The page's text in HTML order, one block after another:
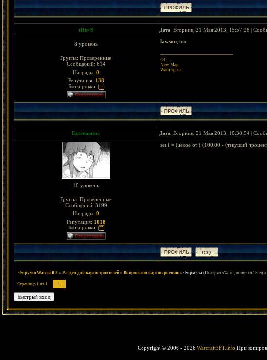
tRu^S Дата: Вторник, 21 Мая 2013, 15:57:28 |
8 уровень
Группа: Проверенные
Сообщений: 614
Награды: 0
Репутация: 138
Блокировки:
lawson , tnx
<3
New Map
Waro трэш
Extremator Дата: Вторник, 21 Мая 2013, 16:38:54 |
10 уровень
Группа: Проверенные
Сообщений: 3199
Награды: 0
Репутация: 1018
Блокировки:
set I = (целое от ( (100.00 - (текущий
Форум о Warcraft 3 » Раздел для картостроителей » Вопросы по картостроению » Формула (Потерял 5% хп, получил 15 ед
Страница 1 из 1 1
Copyright © 2006 - 2026 Warcraft3FT.info При